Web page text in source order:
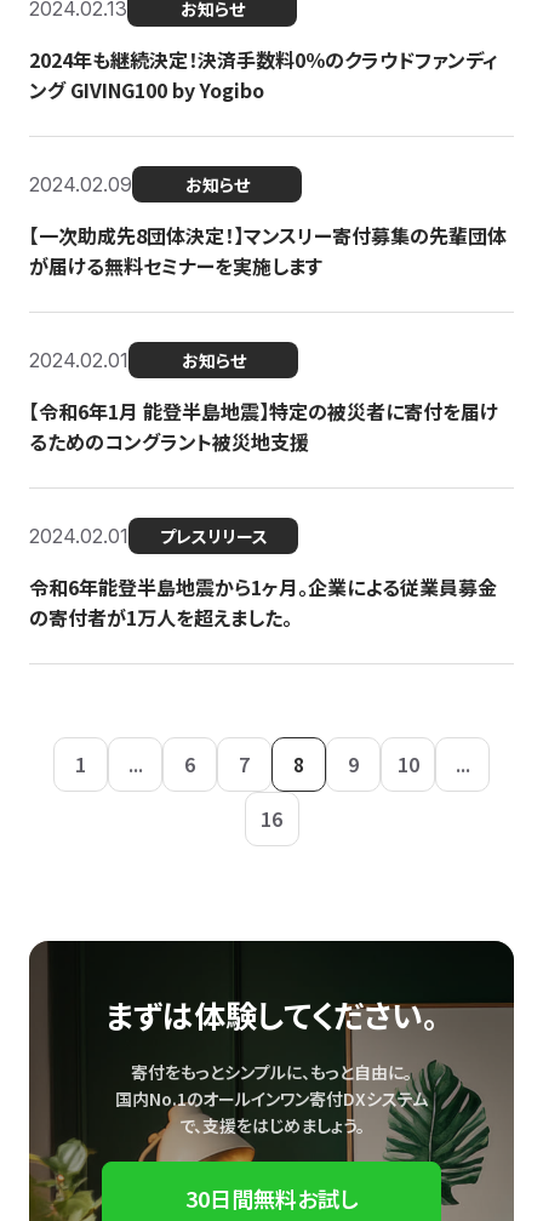
2024.02.13 お知らせ
2024年も継続決定！決済手数料0％のクラウドファンディ
ング GIVING100 by Yogibo
2024.02.09 お知らせ
【一次助成先8団体決定！】マンスリー寄付募集の先輩団体
が届ける無料セミナーを実施します
2024.02.01 お知らせ
【令和6年1月 能登半島地震】特定の被災者に寄付を届け
るためのコングラント被災地支援
2024.02.01 プレスリリース
令和6年能登半島地震から1ヶ月。企業による従業員募金
の寄付者が1万人を超えました。
1 ... 6 7 8 9 10
...
16
まずは体験してください。
寄付をもっとシンプルに、もっと自由に。
国内No.1のオールインワン寄付DXシステム
で、支援をはじめましょう。
30日間無料お試し